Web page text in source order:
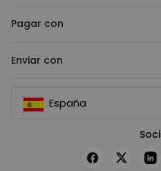
Pagar con
Enviar con
España